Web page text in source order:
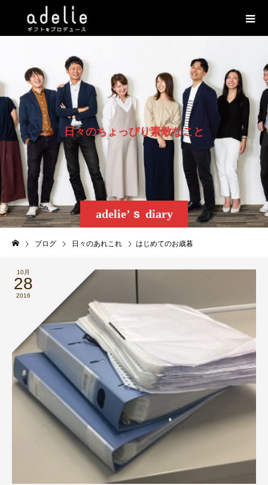
adelie’ｓ diary
日々のちょ っぴり素敵なこ と
ブログ 日々のあれこれ はじめてのお歳暮
10月
28
2016